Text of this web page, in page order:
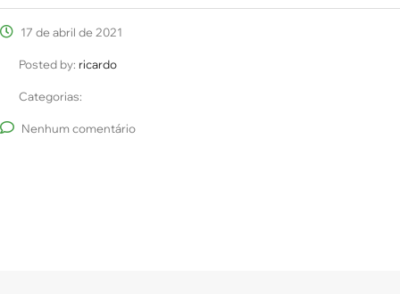
17 de abril de 2021
Posted by: ricardo
Categorias:
Nenhum comentário